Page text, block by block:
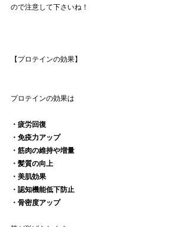
ので注意して下さいね！
【プロテインの効果】
プロテインの効果は
・疲労回復
・免疫力アップ
・筋肉の維持や増量
・髪質の向上
・美肌効果
・認知機能低下防止
・骨密度アップ